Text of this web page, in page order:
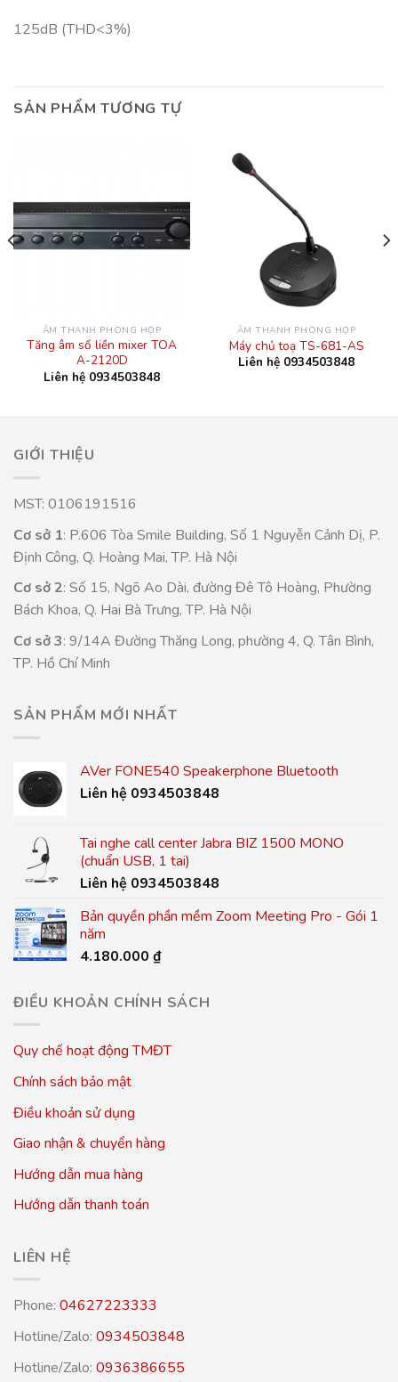
125dB (THD<3%)
SẢN PHẨM TƯƠNG TỰ
ÂM THANH PHÒNG HỌP
Tăng âm số liền mixer TOA
A-2120D
Liên hệ 0934503848
ÂM THANH PHÒNG HỌP
Máy chủ toạ TS-681-AS
Liên hệ 0934503848
GIỚI THIỆU
MST: 0106191516
Cơ sở 1: P.606 Tòa Smile Building, Số 1 Nguyễn Cảnh Dị, P.
Định Công, Q. Hoàng Mai, TP. Hà Nội
Cơ sở 2: Số 15, Ngõ Ao Dài, đường Đê Tô Hoàng, Phường
Bách Khoa, Q. Hai Bà Trưng, TP. Hà Nội
Cơ sở 3: 9/14A Đường Thăng Long, phường 4, Q. Tân Bình,
TP. Hồ Chí Minh
SẢN PHẨM MỚI NHẤT
AVer FONE540 Speakerphone Bluetooth
Liên hệ 0934503848
Tai nghe call center Jabra BIZ 1500 MONO
(chuẩn USB, 1 tai)
Liên hệ 0934503848
Bản quyền phần mềm Zoom Meeting Pro - Gói 1
năm
4.180.000 ₫
ĐIỀU KHOẢN CHÍNH SÁCH
Quy chế hoạt động TMĐT
Chính sách bảo mật
Điều khoản sử dụng
Giao nhận & chuyển hàng
Hướng dẫn mua hàng
Hướng dẫn thanh toán
LIÊN HỆ
Phone: 04627223333
Hotline/Zalo: 0934503848
Hotline/Zalo: 0936386655